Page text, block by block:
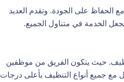
الحفاظ على الجودة. وتقدم العديد
الخدمة في متناول الجميع.
حيث يتكون الفريق من موظفين
مع جميع أنواع التنظيف بأعلى درجات